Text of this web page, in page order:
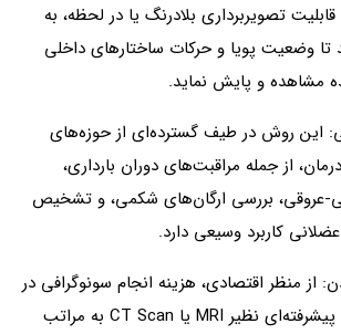
قابلیت تصویربرداری بلادرنگ یا در لحظه، به
وضعیت پویا و حرکات ساختارهای داخلی
مشاهده و پایش نماید.
این روش در طیف گسترده‌ای از حوزه‌های
از جمله مراقبت‌های دوران بارداری،
عروقی، بررسی ارگان‌های شکمی، و تشخیص
کاربرد وسیعی دارد.
از منظر اقتصادی، هزینه انجام سونوگرافی در
مقایسه با روش‌های پیشرفته‌ای نظیر MRI یا CT Scan به‌ مراتب